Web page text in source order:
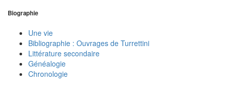
Biographie
Une vie
Bibliographie : Ouvrages de Turrettini
Littérature secondaire
Généalogie
Chronologie